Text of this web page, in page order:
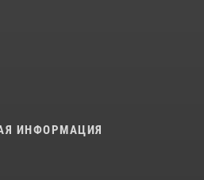
ИНФОРМАЦИЯ